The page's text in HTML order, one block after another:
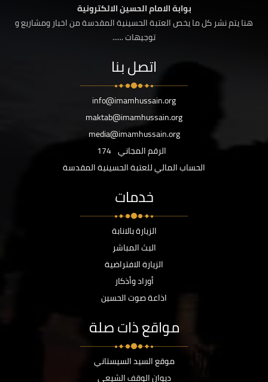
بوابة الامام الحسين الالكترونية
هنا يتم نشر كل ما يخص العتبة الحسينية المقدسة من اخبار ومشاريع و
توجيهات ......
اتصل بنا
info@imamhussain.org
maktab@imamhussain.org
media@imamhussain.org
الرقم المجاني 174
الحساب المالي للعتبة الحسينية المقدسة
خدمات
الزيارة بالانابة
البث المباشر
الزيارة الافتراضية
أوراد وأذكار
اذاعة صوت الحسين
مواقع ذات صلة
موقع السيد السيستاني
ديوان الوقف الشيعي